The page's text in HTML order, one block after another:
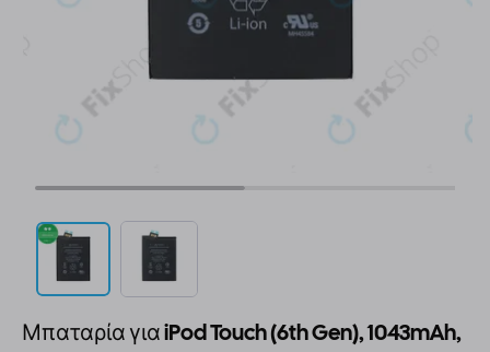
Μπαταρία για iPod Touch (6th Gen), 1043mAh,